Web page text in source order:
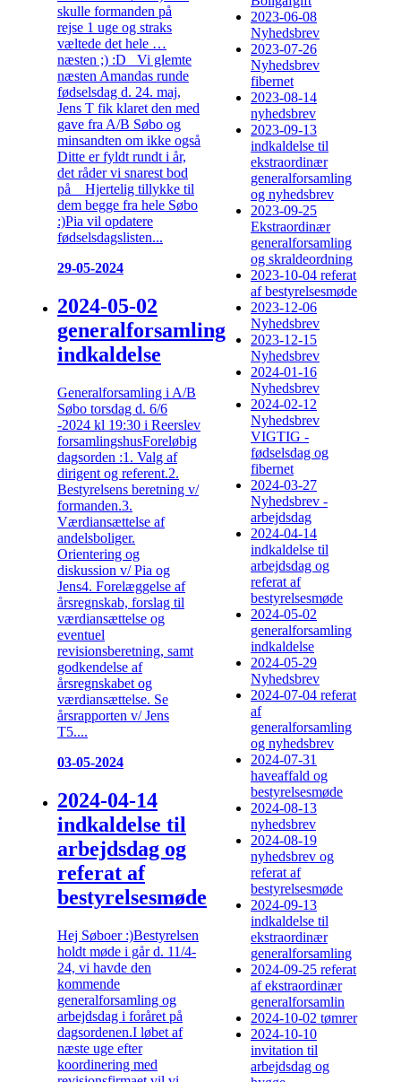
skulle formanden på
rejse 1 uge og straks
væltede det hele …
næsten ;) :D Vi glemte
næsten Amandas runde
fødselsdag d. 24. maj,
Jens T fik klaret den med
gave fra A/B Søbo og
minsandten om ikke også
Ditte er fyldt rundt i år,
det råder vi snarest bod
på Hjertelig tillykke til
dem begge fra hele Søbo
:)Pia vil opdatere
fødselsdagslisten...
29-05-2024
2024-05-02
generalforsamling
indkaldelse
Generalforsamling i A/B
Søbo torsdag d. 6/6
-2024 kl 19:30 i Reerslev
forsamlingshusForeløbig
dagsorden :1. Valg af
dirigent og referent.2.
Bestyrelsens beretning v/
formanden.3.
Værdiansættelse af
andelsboliger.
Orientering og
diskussion v/ Pia og
Jens4. Forelæggelse af
årsregnskab, forslag til
værdiansættelse og
eventuel
revisionsberetning, samt
godkendelse af
årsregnskabet og
værdiansættelse. Se
årsrapporten v/ Jens
T5....
03-05-2024
2024-04-14
indkaldelse til
arbejdsdag og
referat af
bestyrelsesmøde
Hej Søboer :)Bestyrelsen
holdt møde i går d. 11/4-
24, vi havde den
kommende
generalforsamling og
arbejdsdag i foråret på
dagsordenen.I løbet af
næste uge efter
koordinering med
2023-06-08
Nyhedsbrev
2023-07-26
Nyhedsbrev
fibernet
2023-08-14
nyhedsbrev
2023-09-13
indkaldelse til
ekstraordinær
generalforsamling
og nyhedsbrev
2023-09-25
Ekstraordinær
generalforsamling
og skraldeordning
2023-10-04 referat
af bestyrelsesmøde
2023-12-06
Nyhedsbrev
2023-12-15
Nyhedsbrev
2024-01-16
Nyhedsbrev
2024-02-12
Nyhedsbrev
VIGTIG -
fødselsdag og
fibernet
2024-03-27
Nyhedsbrev -
arbejdsdag
2024-04-14
indkaldelse til
arbejdsdag og
referat af
bestyrelsesmøde
2024-05-02
generalforsamling
indkaldelse
2024-05-29
Nyhedsbrev
2024-07-04 referat
af
generalforsamling
og nyhedsbrev
2024-07-31
haveaffald og
bestyrelsesmøde
2024-08-13
nyhedsbrev
2024-08-19
nyhedsbrev og
referat af
bestyrelsesmøde
2024-09-13
indkaldelse til
ekstraordinær
generalforsamling
2024-09-25 referat
af ekstraordinær
generalforsamlin
2024-10-02 tømrer
2024-10-10
invitation til
arbejdsdag og